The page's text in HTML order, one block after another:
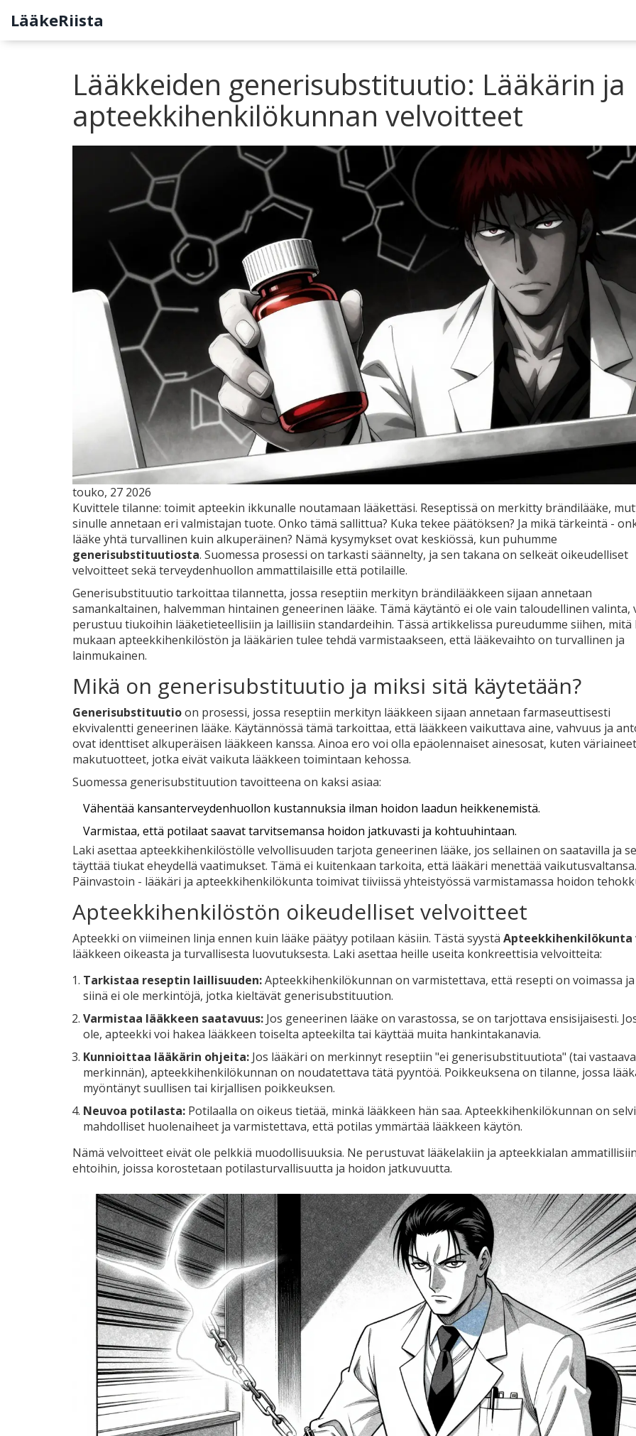
LääkeRiista
Lääkkeiden generisubstituutio: Lääkärin ja
apteekkihenkilökunnan velvoitteet
touko, 27 2026
Kuvittele tilanne: toimit apteekin ikkunalle noutamaan lääkettäsi. Reseptissä on merkitty brändilääke,
sinulle annetaan eri valmistajan tuote. Onko tämä sallittua? Kuka tekee päätöksen? Ja mikä tärkeintä -
lääke yhtä turvallinen kuin alkuperäinen? Nämä kysymykset ovat keskiössä, kun puhumme
generisubstituutiosta. Suomessa prosessi on tarkasti säännelty, ja sen takana on selkeät oikeudelliset
velvoitteet sekä terveydenhuollon ammattilaisille että potilaille.
Generisubstituutio tarkoittaa tilannetta, jossa reseptiin merkityn brändilääkkeen sijaan annetaan
samankaltainen, halvemman hintainen geneerinen lääke. Tämä käytäntö ei ole vain taloudellinen valinta,
perustuu tiukoihin lääketieteellisiin ja laillisiin standardeihin. Tässä artikkelissa pureudumme siihen, mitä
mukaan apteekkihenkilöstön ja lääkärien tulee tehdä varmistaakseen, että lääkevaihto on turvallinen ja
lainmukainen.
Mikä on generisubstituutio ja miksi sitä käytetään?
Generisubstituutioon prosessi, jossa reseptiin merkityn lääkkeen sijaan annetaan farmaseuttisesti
ekvivalentti geneerinen lääke. Käytännössä tämä tarkoittaa, että lääkkeen vaikuttava aine, vahvuus ja
ovat identtiset alkuperäisen lääkkeen kanssa. Ainoa ero voi olla epäolennaiset ainesosat, kuten
makutuotteet, jotka eivät vaikuta lääkkeen toimintaan kehossa.
Suomessa generisubstituution tavoitteena on kaksi asiaa:
Vähentää kansanterveydenhuollon kustannuksia ilman hoidon laadun heikkenemistä.
Varmistaa, että potilaat saavat tarvitsemansa hoidon jatkuvasti ja kohtuuhintaan.
Laki asettaa apteekkihenkilöstölle velvollisuuden tarjota geneerinen lääke, jos sellainen on saatavilla ja se
täyttää tiukat eheydellä vaatimukset. Tämä ei kuitenkaan tarkoita, että lääkäri menettää vaikutusvaltansa.
Päinvastoin - lääkäri ja apteekkihenkilökunta toimivat tiiviissä yhteistyössä varmistamassa hoidon
Apteekkihenkilöstön oikeudelliset velvoitteet
Apteekki on viimeinen linja ennen kuin lääke päätyy potilaan käsiin. Tästä syystä Apteekkihenkilökunta
lääkkeen oikeasta ja turvallisesta luovutuksesta. Laki asettaa heille useita konkreettisia velvoitteita:
Tarkistaa reseptin laillisuuden:Apteekkihenkilökunnan on varmistettava, että resepti on voimassa
siinä ei ole merkintöjä, jotka kieltävät generisubstituution.
Varmistaa lääkkeen saatavuus: Jos geneerinen lääke on varastossa, se on tarjottava ensisijaisesti.
ole, apteekki voi hakea lääkkeen toiselta apteekilta tai käyttää muita hankintakanavia.
Kunnioittaa lääkärin ohjeita: Jos lääkäri on merkinnyt reseptiin "ei generisubstituutiota" (tai
merkinnän), apteekkihenkilökunnan on noudatettava tätä pyyntöä. Poikkeuksena on tilanne, jossa
myöntänyt suullisen tai kirjallisen poikkeuksen.
Neuvoa potilasta: Potilaalla on oikeus tietää, minkä lääkkeen hän saa. Apteekkihenkilökunnan on
mahdolliset huolenaiheet ja varmistettava, että potilas ymmärtää lääkkeen käytön.
Nämä velvoitteet eivät ole pelkkiä muodollisuuksia. Ne perustuvat lääkelakiin ja apteekkialan
ehtoihin, joissa korostetaan potilasturvallisuutta ja hoidon jatkuvuutta.